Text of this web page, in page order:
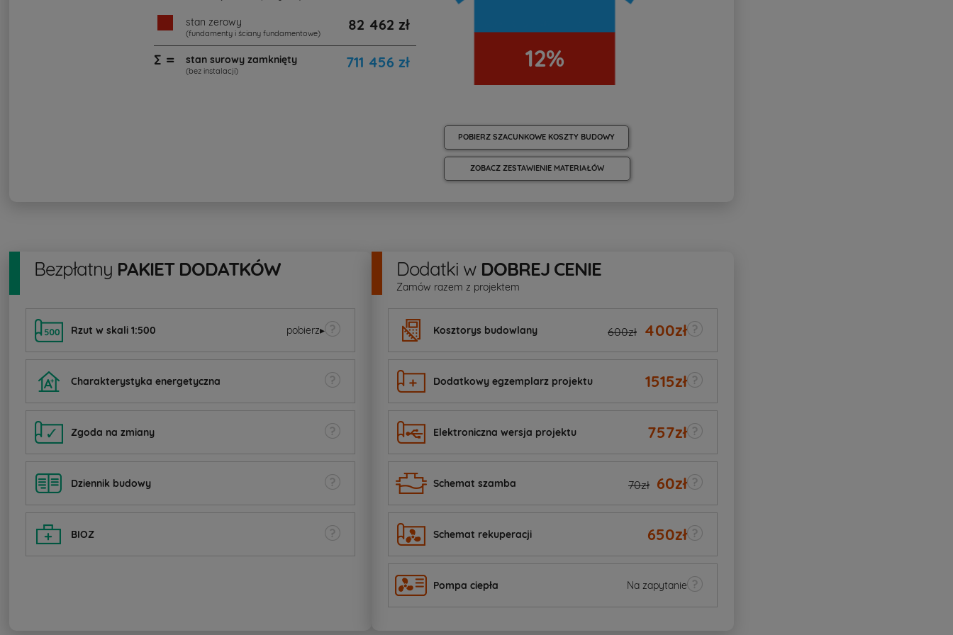
12%
stan zerowy
(fundamenty i ściany fundamentowe)
82 462 zł
∑ =
stan surowy zamknięty
(bez instalacji) 711 456 zł
POBIERZ SZACUNKOWE KOSZTY BUDOWY
ZOBACZ ZESTAWIENIE MATERIAŁÓW
Bezpłatny PAKIET DODATKÓW
Rzut w skali 1:500 pobierz▸
Charakterystyka energetyczna
Zgoda na zmiany
Dziennik budowy
BIOZ
Dodatki w DOBREJ CENIE
Zamów razem z projektem
Kosztorys budowlany 600zł 400zł
Dodatkowy egzemplarz projektu 1515zł
Elektroniczna wersja projektu 757zł
Schemat szamba 70zł 60zł
Schemat rekuperacji 650zł
Pompa ciepła Na zapytanie